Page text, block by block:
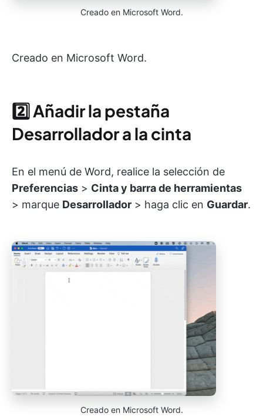
Creado en Microsoft Word.
Creado en Microsoft Word.
2️⃣Añadir la pestaña
Desarrollador a la cinta
En el menú de Word, realice la selección de
Preferencias > Cinta y barra de herramientas
> marque Desarrollador > haga clic en Guardar.
Creado en Microsoft Word.